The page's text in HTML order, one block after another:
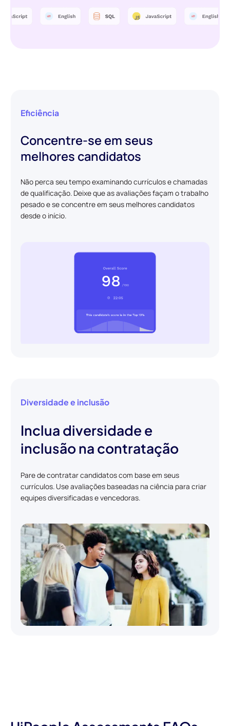
Eficiência
Concentre-se em seus
melhores candidatos
Não perca seu tempo examinando currículos e chamadas
de qualificação. Deixe que as avaliações façam o trabalho
pesado e se concentre em seus melhores candidatos
desde o início.
Diversidade e inclusão
Inclua diversidade e
inclusão na contratação
Pare de contratar candidatos com base em seus
currículos. Use avaliações baseadas na ciência para criar
equipes diversificadas e vencedoras.